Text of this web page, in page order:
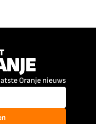
Oranje nieuws